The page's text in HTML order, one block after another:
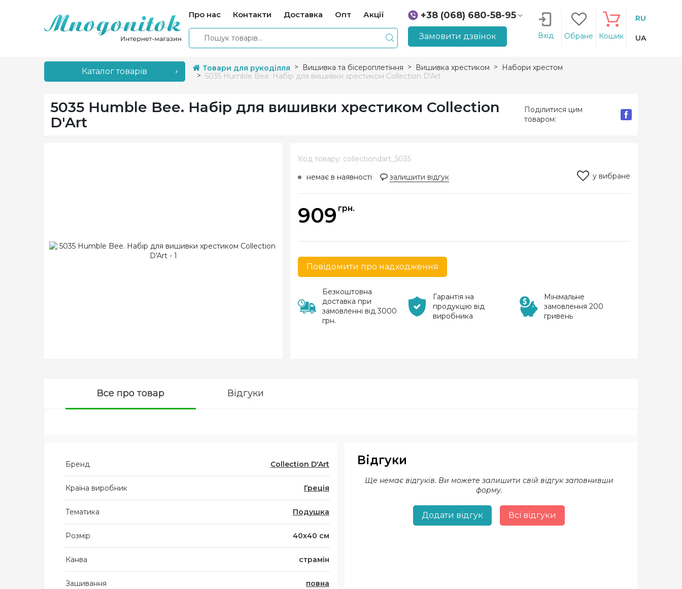
Про нас Контакти Доставка Опт Акції
+38 (068) 680-58-95
+38 (066) 207-14-90
Замовити дзвінок Вхід Обране Кошик
RU
UA
Каталог товарів Товари для рукоділля Вишивка та бісероплетіння Вишивка хрестиком
Набори хрестом
5035 Humble Bee. Набір для вишивки хрестиком Collection D'Art
5035 Humble Bee. Набір для вишивки хрестиком Collection
D'Art
Поділитися цим
товаром:
Код товару: collectiondart_5035
немає в наявності
залишити відгук у вибране
909 грн.
Повідомити про надходження
Безкоштовна
доставка при
замовленні від 3000
грн.
Гарантія на
продукцію від
виробника
Мінімальне
замовлення 200
гривень
Все про товар Відгуки
Бренд Collection D'Art
Країна виробник Греція
Тематика Подушка
Розмір 40х40 см
Канва страмін
Зашивання повна
Відгуки
Ще немає відгуків. Ви можете залишити свій відгук заповнивши
форму.
Додати відгук Всі відгуки